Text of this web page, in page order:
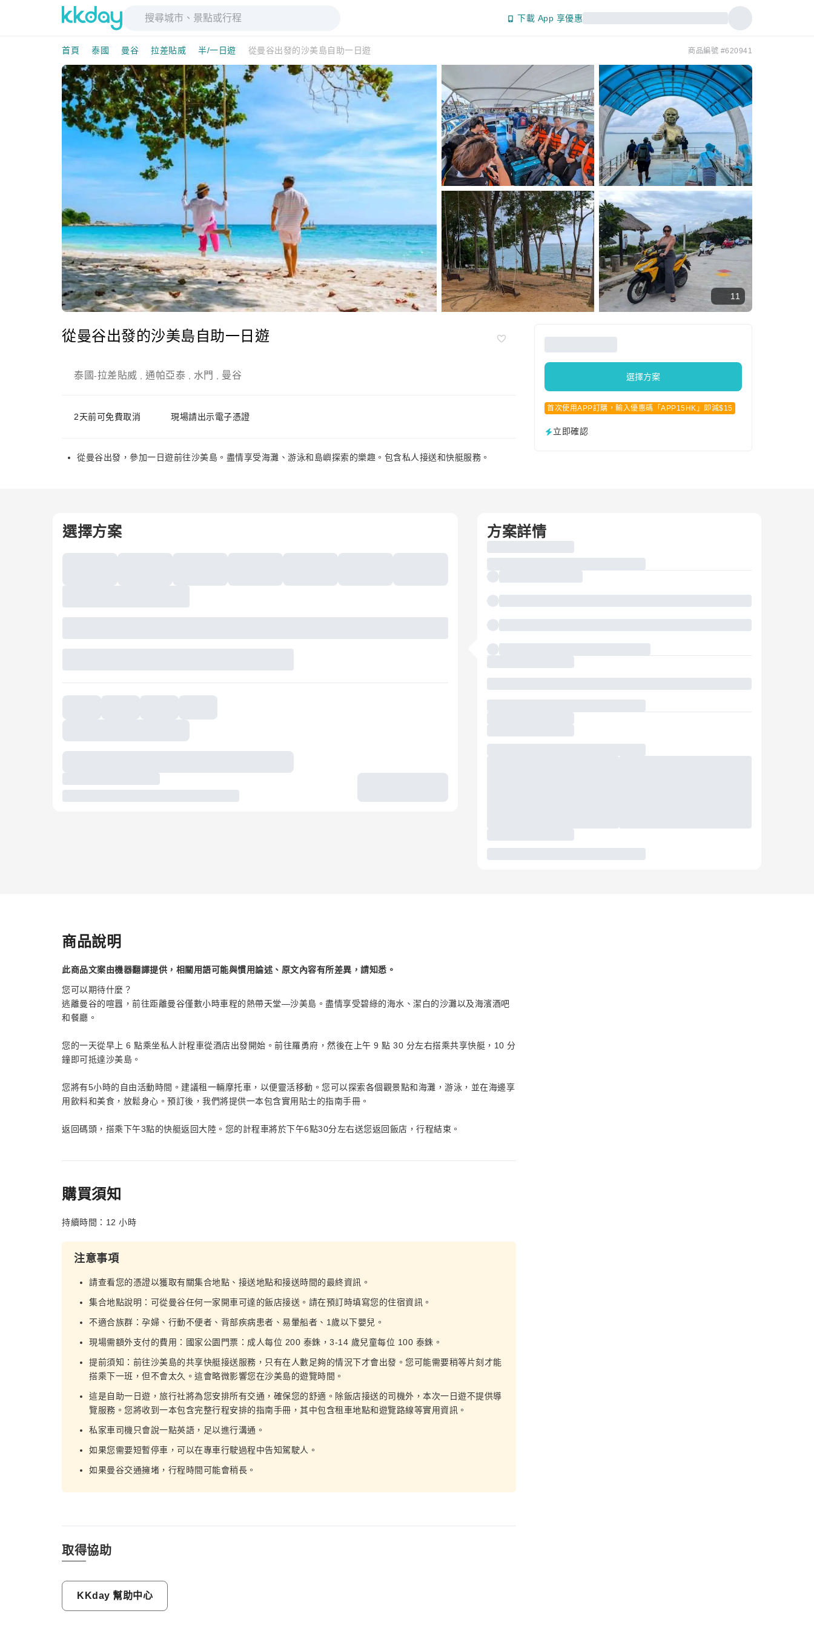
下載 App 享優惠
首頁 泰國 曼谷 拉差貼威 半/一日遊 從曼谷出發的沙美島自助一日遊 商品編號 #620941
11
從曼谷出發的沙美島自助一日遊
泰國-拉差貼威 通帕亞泰 水門 曼谷
2天前可免費取消 現場請出示電子憑證
從曼谷出發，參加一日遊前往沙美島。盡情享受海灘、游泳和島嶼探索的樂趣。包含私人接送和快艇服務。
選擇方案
首次使用APP訂購，輸入優惠碼「APP15HK」即減$15
立即確認
選擇方案 方案詳情
商品說明
此商品文案由機器翻譯提供，相關用語可能與慣用論述、原文內容有所差異，請知悉。
您可以期待什麼？
逃離曼谷的喧囂，前往距離曼谷僅數小時車程的熱帶天堂—沙美島。盡情享受碧綠的海水、潔白的沙灘以及海濱酒吧
和餐廳。
您的一天從早上 6 點乘坐私人計程車從酒店出發開始。前往羅勇府，然後在上午 9 點 30 分左右搭乘共享快艇，10 分
鐘即可抵達沙美島。
您將有5小時的自由活動時間。建議租一輛摩托車，以便靈活移動。您可以探索各個觀景點和海灘，游泳，並在海邊享
用飲料和美食，放鬆身心。預訂後，我們將提供一本包含實用貼士的指南手冊。
返回碼頭，搭乘下午3點的快艇返回大陸。您的計程車將於下午6點30分左右送您返回飯店，行程結束。
購買須知
持續時間：12 小時
注意事項
請查看您的憑證以獲取有關集合地點、接送地點和接送時間的最終資訊。
集合地點說明：可從曼谷任何一家開車可達的飯店接送。請在預訂時填寫您的住宿資訊。
不適合族群：孕婦、行動不便者、背部疾病患者、易暈船者、1歲以下嬰兒。
現場需額外支付的費用：國家公園門票：成人每位 200 泰銖，3-14 歲兒童每位 100 泰銖。
提前須知：前往沙美島的共享快艇接送服務，只有在人數足夠的情況下才會出發。您可能需要稍等片刻才能
搭乘下一班，但不會太久。這會略微影響您在沙美島的遊覽時間。
這是自助一日遊，旅行社將為您安排所有交通，確保您的舒適。除飯店接送的司機外，本次一日遊不提供導
覽服務。您將收到一本包含完整行程安排的指南手冊，其中包含租車地點和遊覽路線等實用資訊。
私家車司機只會說一點英語，足以進行溝通。
如果您需要短暫停車，可以在專車行駛過程中告知駕駛人。
如果曼谷交通擁堵，行程時間可能會稍長。
取得協助
KKday 幫助中心